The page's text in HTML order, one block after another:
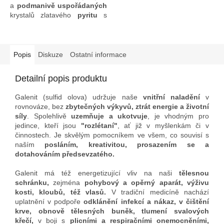
a podmanivě uspořádaných
krystalů zlatavého pyritu s
sfaleritemvzájemně
křišťálu. Pro využití tohoto
vnitřní síly, životní motivace
a budoucnosti" se ve Feng
Šuej ideálně nabízízápadní
nebo severozápadní sektor
čidůstojné místo, kde bude
moci plně rozvinout své
schopnosti a podpořit tak vše,
budoucností, posláním,
záměry, plány, vizemi.
Popis Diskuze Ostatní informace
Detailní popis produktu
Galenit (sulfid olova) udržuje naše vnitřní naladěnív
rovnováze, bez zbytečných výkyvů, ztrát energie a životní
síly. Spolehlivě uzemňuje a ukotvuje, je vhodným pro
jedince, kteří jsou "rozlétaní", ať již v myšlenkám či v
činnostech. Je skvělým pomocníkem ve všem, co souvisí s
naším posláním, kreativitou, prosazením se a
dotahováním předsevzatého.
Galenit má též energetizující vliv na naši tělesnou
schránku,zejména pohybový a opěrný aparát, výživu
kosti, kloubů, též vlasů. V tradiční medicíně nachází
uplatnění v podpořeodklánění infekcí a nákaz, v čištění
krve, obnově tělesných buněk, tlumení svalových
křečí,v boji s plicními a respiračními onemocněními,